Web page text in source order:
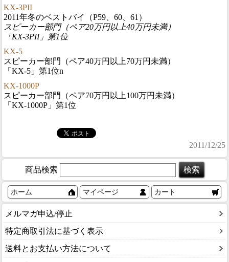
KX-3PII
2011年冬のベストバイ（P59、60、61）
スピーカー部門（ペア20万円以上40万円未満）
「KX-3PII」第1位
KX-5
スピーカー部門（ペア40万円以上70万円未満）
「KX-5」第1位n
KX-1000P
スピーカー部門（ペア70万円以上100万円未満）
「KX-1000P」第1位
2011/12/25
商品検索
ホーム マイページ カート
メルマガ申込/停止
特定商取引法に基づく表示
送料とお支払い方法について